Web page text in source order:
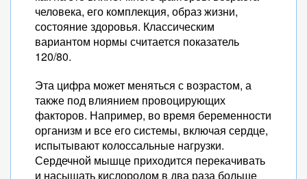
человека, его комплекция, образ жизни,
состояние здоровья. Классическим
вариантом нормы считается показатель
120/80.
Эта цифра может меняться с возрастом, а
также под влиянием провоцирующих
факторов. Например, во время беременности
организм и все его системы, включая сердце,
испытывают колоссальные нагрузки.
Сердечной мышце приходится перекачивать
и насыщать кислородом в два раза больше